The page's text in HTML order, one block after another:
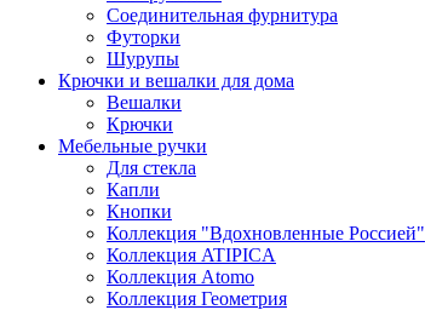
Соединительная фурнитура
Футорки
Шурупы
Крючки и вешалки для дома
Вешалки
Крючки
Мебельные ручки
Для стекла
Капли
Кнопки
Коллекция "Вдохновленные Россией"
Коллекция ATIPICA
Коллекция Atomo
Коллекция Геометрия